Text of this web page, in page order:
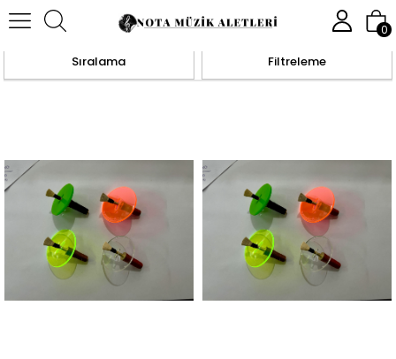
0
Anasayfa NEFESLİ ÇALGILAR NEFESLİ AKSESUARLARI
Filtreleme
Sıralama